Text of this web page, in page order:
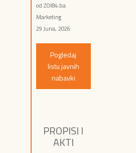
od ZOI84.ba
Marketing
29 Juna, 2026
Pogledaj
listu javnih
nabavki
PROPISI I
AKTI